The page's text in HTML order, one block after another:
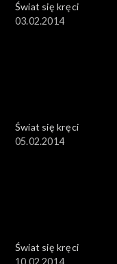
Świat się kręci
03.02.2014
Świat się kręci
05.02.2014
Świat się kręci
10.02.2014